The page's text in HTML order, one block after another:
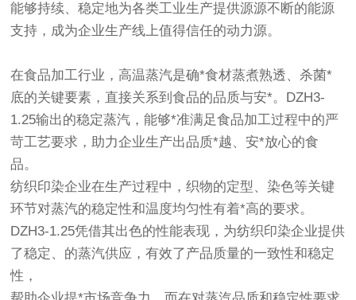
能够持续、稳定地为各类工业生产提供源源不断的能源
支持，成为企业生产线上值得信任的动力源。
在食品加工行业，高温蒸汽是确*食材蒸煮熟透、杀菌*
底的关键要素，直接关系到食品的品质与安*。DZH3-
1.25输出的稳定蒸汽，能够*准满足食品加工过程中的严
苛工艺要求，助力企业生产出品质*越、安*放心的食
品。
纺织印染企业在生产过程中，织物的定型、染色等关键
环节对蒸汽的稳定性和温度均匀性有着*高的要求。
DZH3-1.25凭借其出色的性能表现，为纺织印染企业提供
了稳定、的蒸汽供应，有效了产品质量的一致性和稳定
性，